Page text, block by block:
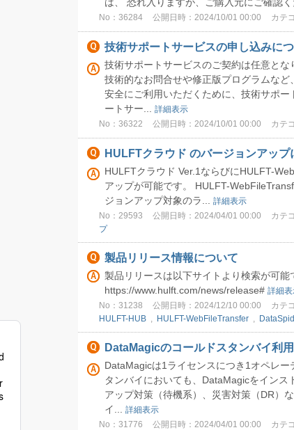
No：36284 公開日時：2024/10/01 00:00 カテ
技術サポートサービスの申し込みに
技術サポートサービスのご契約は任意とな
技術的なお問合せや修正版プログラムな
安全にご利用いただくために、技術サポ
ートサー...
詳細表示
No：36322 公開日時：2024/10/01 00:00 カテ
HULFTクラウド のバージョンアップ
HULFTクラウド Ver.1ならびにHULFT-
アップが可能です。 HULFT-
ジョンアップ対象のラ...
詳細表示
No：29593 公開日時：2024/04/01 00:00 カテ
プ
製品リリース情報について
製品リリースは以下サイトより検索が可
https://www.hulft.com/news/release# 詳細表
No：31238 公開日時：2024/12/10 00:00 カテ
HULFT-HUB , HULFT-WebFileTransfer ,
DataMagicのコールドスタンバイ利
DataMagicは1ライセンスにつき1オペレ
タンバイにおいても、DataMagicをイン
アップ対策（待機系）、災害対策（DR）
イ...
詳細表示
No：31776 公開日時：2024/04/01 00:00 カテ